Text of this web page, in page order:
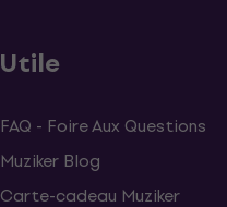
Utile
FAQ - Foire Aux Questions
Muziker Blog
Carte-cadeau Muziker